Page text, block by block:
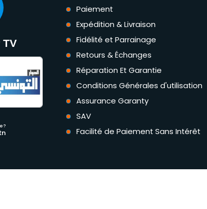
TV
?
Paiement
Expédition & Livraison
Fidélité et Parrainage
Retours & Échanges
Réparation Et Garantie
Conditions Générales d'utilisation
Assurance Garanty
SAV
Facilité de Paiement Sans Intérêt